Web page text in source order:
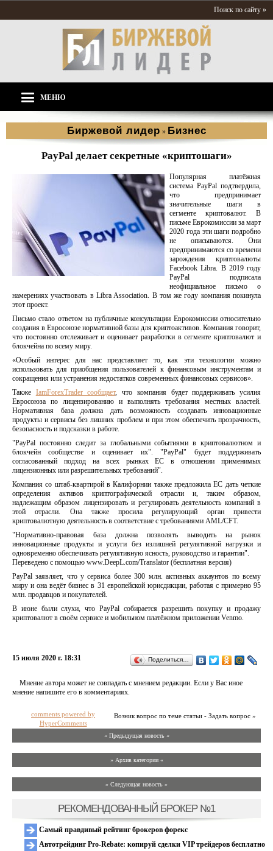
Поиск по сайту »
МЕНЮ
Биржевой лидер » Бизнес
PayPal делает секретные «криптошаги»
Популярная платёжная
система PayPal подтвердила,
что предпринимает
значительные шаги в
сегменте криптовалют. В
письме Еврокомиссии за март
2020 года эти шаги подробно
не описываются. Они
предпринимаются со времени
зарождения криптовалюты
Facebook Libra. В 2019 году
PayPal подписала
неофициальное письмо о
намерениях участвовать в Libra Association. В том же году компания покинула
этот проект.
Письмо стало ответом на публичные консультации Еврокомиссии относительно
создания в Евросоюзе нормативной базы для криптоактивов. Компания говорит,
что постоянно отслеживает и оценивает разработки в сегменте криптовалют и
блокчейна по всему миру.
«Особый интерес для нас представляет то, как эти технологии можно
использовать для приобщения пользователей к финансовым инструментам и
сокращения или устранения недостатков современных финансовых сервисов».
Также IamForexTrader сообщает, что компания будет поддерживать усилия
Евросоюза по лицензированию и выполнять требования местных властей.
Нормативная база должна дать возможность создавать инновационные
продукты и сервисы без лишних проблем и при этом обеспечить прозрачность,
безопасность и подсказки в работе.
"PayPal постоянно следит за глобальными событиями в криптовалютном и
блокчейн сообществе и оценивает их". "PayPal" будет поддерживать
согласованный подход на всех рынках ЕС в отношении применимых
лицензионных или разрешительных требований".
Компания со штаб-квартирой в Калифорнии также предложила ЕС дать четкие
определения активов криптографической отрасли и, таким образом,
надлежащим образом лицензировать и регулировать деятельность компаний в
этой отрасли. Она также просила регулирующий орган привести
криптовалютную деятельность в соответствие с требованиями AML/CFT.
"Нормативно-правовая база должна позволять выводить на рынок
инновационные продукты и услуги без излишней регулятивной нагрузки и
одновременно обеспечивать регулятивную ясность, руководство и гарантии".
Переведено с помощью www.DeepL.com/Translator (бесплатная версия)
PayPal заявляет, что у сервиса более 300 млн. активных аккаунтов по всему
миру и она ведёт бизнес в 31 европейской юрисдикции, работая с примерно 95
млн. продавцов и покупателей.
В июне были слухи, что PayPal собирается разрешить покупку и продажу
криптовалют в своём сервисе и мобильном платёжном приложении Venmo.
15 июля 2020 г. 18:31 Поделиться…
Мнение автора может не совпадать с мнением редакции. Если у Вас иное
мнение напишите его в комментариях.
Возник вопрос по теме статьи - Задать вопрос »
comments powered by
HyperComments
« Предыдущая новость «
» Архив категории «
» Следующая новость »
РЕКОМЕНДОВАННЫЙ БРОКЕР №1
Самый правдивый рейтинг брокеров форекс
Автотрейдинг Pro-Rebate: копируй сделки VIP трейдеров бесплатно